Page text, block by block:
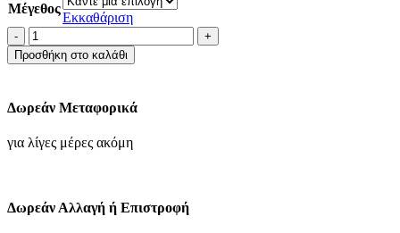
Μέγεθος
Εκκαθάριση
ΜΠΛΟΥΖΑ
POLO
PIQUE
FIT-
ΜΠΛΕ
ποσότητα
Προσθήκη στο καλάθι
Δωρεάν Μεταφορικά
για λίγες μέρες ακόμη
Δωρεάν Αλλαγή ή Επιστροφή